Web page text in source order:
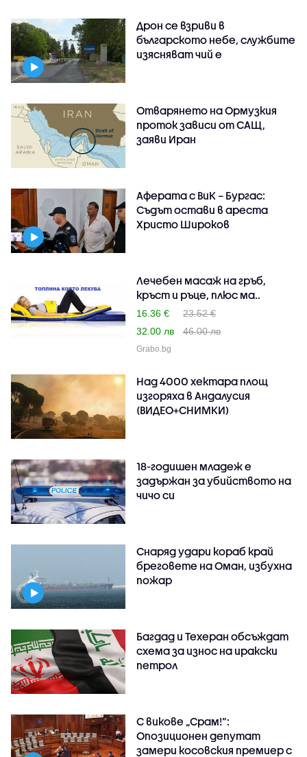
Дрон се взриви в
българското небе, службите
изясняват чий е
Отварянето на Ормузкия
проток зависи от САЩ,
заяви Иран
Аферата с ВиК – Бургас:
Съдът остави в ареста
Христо Широков
Лечебен масаж на гръб,
кръст и ръце, плюс ма..
16.36 €
23.52 €
32.00 лв
46.00 лв
Grabo.bg
Над 4000 хектара площ
изгоряха в Андалусия
(ВИДЕО+СНИМКИ)
18-годишен младеж е
задържан за убийството на
чичо си
Снаряд удари кораб край
бреговете на Оман, избухна
пожар
Багдад и Техеран обсъждат
схема за износ на иракски
петрол
С викове „Срам!“:
Опозиционен депутат
замери косовския премиер с